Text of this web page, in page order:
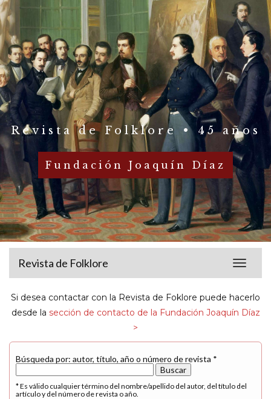
Revista de Folklore • 45 años
Fundación Joaquín Díaz
Toggle
Revista de Folklore
Si desea contactar con la Revista de Foklore puede hacerlo
desde la sección de contacto de la Fundación Joaquín Díaz
>
Búsqueda por: autor, título, año o número de revista *
* Es válido cualquier término del nombre/apellido del autor, del título del
artículo y del número de revista o año.